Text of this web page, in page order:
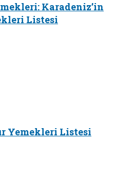
Karadeniz’in
Listesi
Yemekleri Listesi